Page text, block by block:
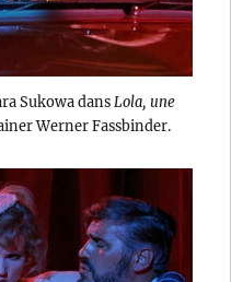
Sukowa dans Lola, une
Werner Fassbinder.